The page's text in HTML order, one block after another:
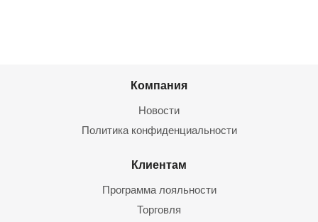
Компания
Новости
Политика конфиденциальности
Клиентам
Программа лояльности
Торговля